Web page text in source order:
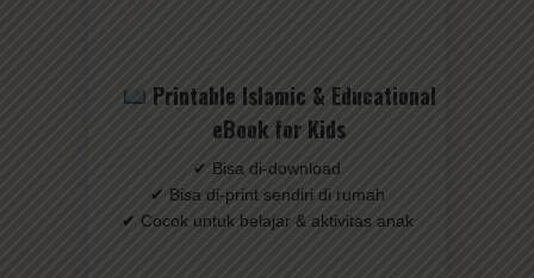
Printable Islamic & Educational
eBook for Kids
✔ Bisa di-download
✔ Bisa di-print sendiri di rumah
✔ Cocok untuk belajar & aktivitas anak